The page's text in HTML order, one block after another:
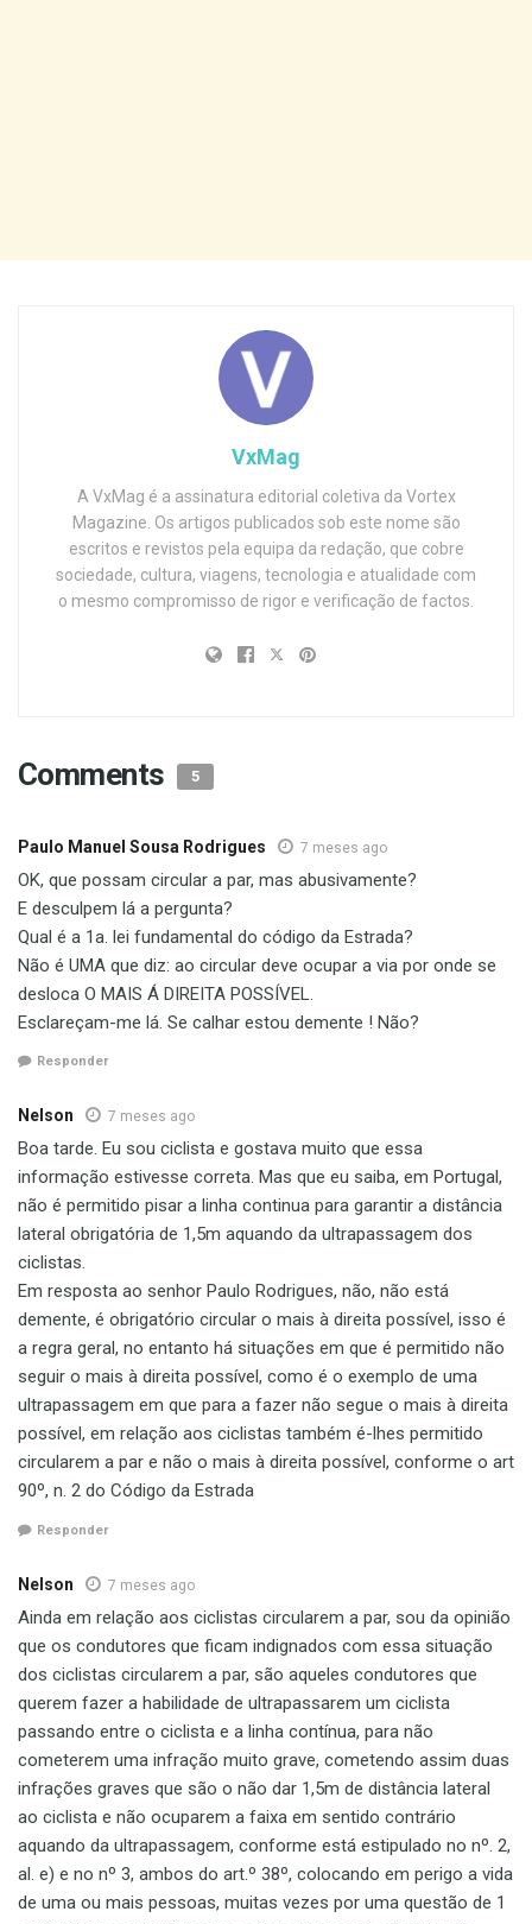
VxMag
A VxMag é a assinatura editorial coletiva da Vortex
Magazine. Os artigos publicados sob este nome são
escritos e revistos pela equipa da redação, que cobre
sociedade, cultura, viagens, tecnologia e atualidade com
o mesmo compromisso de rigor e verificação de factos.
Comments 5
Paulo Manuel Sousa Rodrigues 7 meses ago
OK, que possam circular a par, mas abusivamente?
E desculpem lá a pergunta?
Qual é a 1a. lei fundamental do código da Estrada?
Não é UMA que diz: ao circular deve ocupar a via por onde se
desloca O MAIS Á DIREITA POSSÍVEL.
Esclareçam-me lá. Se calhar estou demente ! Não?
Responder
Nelson 7 meses ago
Boa tarde. Eu sou ciclista e gostava muito que essa
informação estivesse correta. Mas que eu saiba, em Portugal,
não é permitido pisar a linha continua para garantir a distância
lateral obrigatória de 1,5m aquando da ultrapassagem dos
ciclistas.
Em resposta ao senhor Paulo Rodrigues, não, não está
demente, é obrigatório circular o mais à direita possível, isso é
a regra geral, no entanto há situações em que é permitido não
seguir o mais à direita possível, como é o exemplo de uma
ultrapassagem em que para a fazer não segue o mais à direita
possível, em relação aos ciclistas também é-lhes permitido
circularem a par e não o mais à direita possível, conforme o art
90º, n. 2 do Código da Estrada
Responder
Nelson 7 meses ago
Ainda em relação aos ciclistas circularem a par, sou da opinião
que os condutores que ficam indignados com essa situação
dos ciclistas circularem a par, são aqueles condutores que
querem fazer a habilidade de ultrapassarem um ciclista
passando entre o ciclista e a linha contínua, para não
cometerem uma infração muito grave, cometendo assim duas
infrações graves que são o não dar 1,5m de distância lateral
ao ciclista e não ocuparem a faixa em sentido contrário
aquando da ultrapassagem, conforme está estipulado no nº. 2,
al. e) e no nº 3, ambos do art.º 38º, colocando em perigo a vida
de uma ou mais pessoas, muitas vezes por uma questão de 1